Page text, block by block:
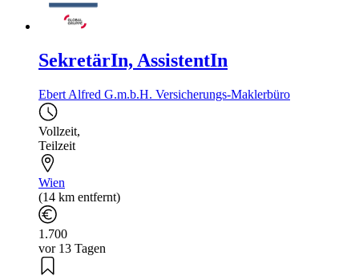
SekretärIn, AssistentIn
Ebert Alfred G.m.b.H. Versicherungs-Maklerbüro
Vollzeit,
Teilzeit
Wien
(14 km entfernt)
1.700
vor 13 Tagen